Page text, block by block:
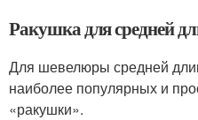
Ракушка для средней
Для шевелюры средней
наиболее популярных и
«ракушки».